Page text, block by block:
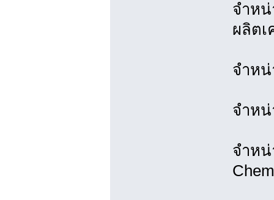
จำห
ผลิต
จำหน่
จำหน่
จำหน่